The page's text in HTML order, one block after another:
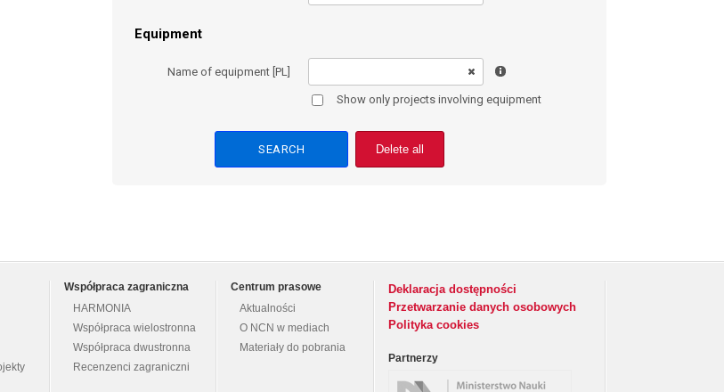
Equipment
Name of equipment [PL]
Show only projects involving equipment
Delete all
Współpraca zagraniczna
HARMONIA
Współpraca wielostronna
Współpraca dwustronna
Recenzenci zagraniczni
Centrum prasowe
Aktualności
O NCN w mediach
Materiały do pobrania
Deklaracja dostępności
Przetwarzanie danych osobowych
Polityka cookies
Partnerzy